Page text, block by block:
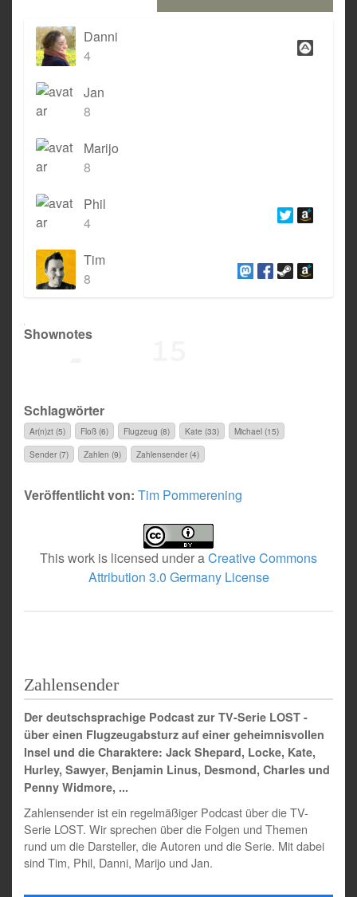
Danni
4
Jan
8
Marijo
8
Phil
4
Tim
8
Shownotes
Schlagwörter
Ar(n)zt (5) Floß (6) Flugzeug (8) Kate (33)
Michael (15)
Sender (7)
Zahlen (9) Zahlensender (4)
Veröffentlicht von: Tim Pommerening
This work is licensed under aCreative Commons
Attribution 3.0 Germany License
Zahlensender
Der deutschsprachige Podcast zur TV-Serie LOST -
über einen Flugzeugabsturz auf einer geheimnisvollen
Insel und die Charaktere: Jack Shepard, Locke, Kate,
Hurley, Sawyer, Benjamin Linus, Desmond, Charles und
Penny Widmore, ...
Zahlensender ist ein regelmäßiger Podcast über die TV-
Serie LOST. Wir sprechen über die Folgen und Themen
rund um die Darsteller, die Autoren und die Serie. Mit dabei
sind Tim, Phil, Danni, Marijo und Jan.